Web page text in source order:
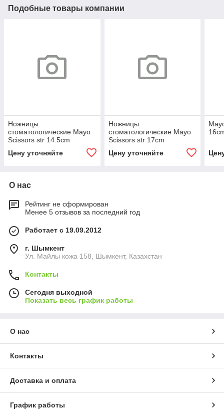
Подобные товары компании
Ножницы
стоматологические Mayo
Scissors str 14.5cm
Цену уточняйте
Ножницы
стоматологические Mayo
Scissors str 17cm
Цену уточняйте
О нас
Рейтинг не сформирован
Менее 5 отзывов за последний год
Работает с 19.09.2012
г. Шымкент
Ул. Майлы кожа 158, Шымкент, Казахстан
Контакты
Сегодня выходной
Показать весь график работы
О нас
Контакты
Доставка и оплата
График работы